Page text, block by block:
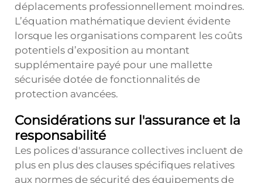
déplacements professionnellement moindres.
L’équation mathématique devient évidente
lorsque les organisations comparent les coûts
potentiels d’exposition au montant
supplémentaire payé pour une mallette
sécurisée dotée de fonctionnalités de
protection avancées.
Considérations sur l'assurance et la
responsabilité
Les polices d'assurance collectives incluent de
plus en plus des clauses spécifiques relatives
aux normes de sécurité des équipements de